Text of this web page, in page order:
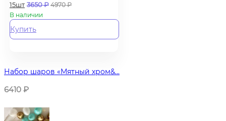
15шт 3650₽ 4970₽
В наличии
Купить
Набор шаров «Мятный хром&...
6410 ₽